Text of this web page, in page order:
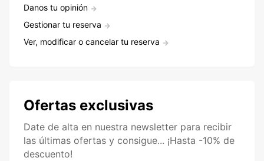
Danos tu opinión
Gestionar tu reserva
Ver, modificar o cancelar tu reserva
Ofertas exclusivas
Date de alta en nuestra newsletter para recibir
las últimas ofertas y consigue... ¡Hasta -10% de
descuento!